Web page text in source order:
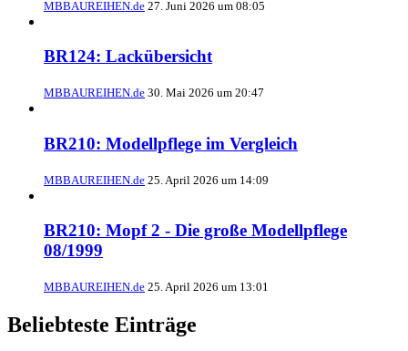
MBBAUREIHEN.de 27. Juni 2026 um 08:05
BR124: Lackübersicht
MBBAUREIHEN.de 30. Mai 2026 um 20:47
BR210: Modellpflege im Vergleich
MBBAUREIHEN.de 25. April 2026 um 14:09
BR210: Mopf 2 - Die große Modellpflege
08/1999
MBBAUREIHEN.de 25. April 2026 um 13:01
Beliebteste Einträge